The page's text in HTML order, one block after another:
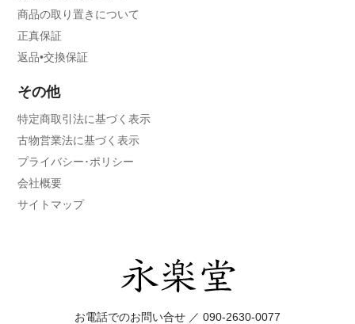
商品の取り置きについて
正真保証
返品•交換保証
その他
特定商取引法に基づく表示
古物営業法に基づく表示
プライバシー･ポリシー
会社概要
サイトマップ
お電話でのお問い合せ ／ 090-2630-0077